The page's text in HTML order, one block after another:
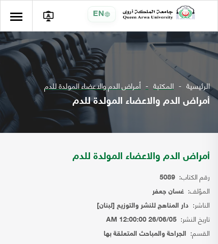
EN
الرئيسية المكتبة أمراض الدم والاعضاء المولدة للدم
أمراض الدم والاعضاء المولدة للدم
أمراض الدم والاعضاء المولدة للدم
رقم الكتاب: 5089
المؤلف: غسان جعفر
الناشر: دار المناهج للنشر والتوزيع [لبنان]
تاريخ النشر: 26/06/05 12:00:00 AM
القسم: الجراحة والمباحث المتعلقة بها